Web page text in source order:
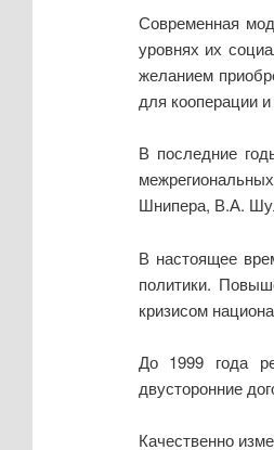
Современная
уровнях их
желанием
для кооперации
В последние
Шнипера, В.А.
В настоящее
политики.
кризисом
До 1999 года
двусторонние
Качественно